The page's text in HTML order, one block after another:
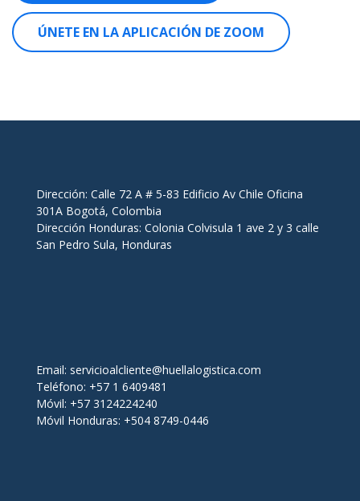
ÚNETE EN LA APLICACIÓN DE ZOOM
Dirección: Calle 72 A # 5-83 Edificio Av Chile Oficina
301A Bogotá, Colombia
Dirección Honduras: Colonia Colvisula 1 ave 2 y 3 calle
San Pedro Sula, Honduras
Email: servicioalcliente@huellalogistica.com
Teléfono: +57 1 6409481
Móvil: +57 3124224240
Móvil Honduras: +504 8749-0446